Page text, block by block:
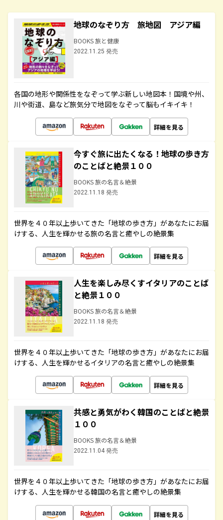
地球のなぞり方 旅地図 アジア編
BOOKS 旅と健康
2022.11.25 発売
各国の地形や関係性をなぞって学ぶ新しい地図本！国境や州、
川や街道、島など旅気分で地図をなぞって脳もイキイキ！
詳細を見る
今すぐ旅に出たくなる！地球の歩き方
のことばと絶景１００
BOOKS 旅の名言＆絶景
2022.11.18 発売
世界を４０年以上歩いてきた「地球の歩き方」があなたにお届
けする、人生を輝かせる旅の名言と癒やしの絶景集
詳細を見る
人生を楽しみ尽くすイタリアのことば
と絶景１００
BOOKS 旅の名言＆絶景
2022.11.18 発売
世界を４０年以上歩いてきた「地球の歩き方」があなたにお届
けする、人生を輝かせるイタリアの名言と癒やしの絶景集
詳細を見る
共感と勇気がわく韓国のことばと絶景
１００
BOOKS 旅の名言＆絶景
2022.11.04 発売
世界を４０年以上歩いてきた「地球の歩き方」があなたにお届
けする、人生を輝かせる韓国の名言と癒やしの絶景集
詳細を見る